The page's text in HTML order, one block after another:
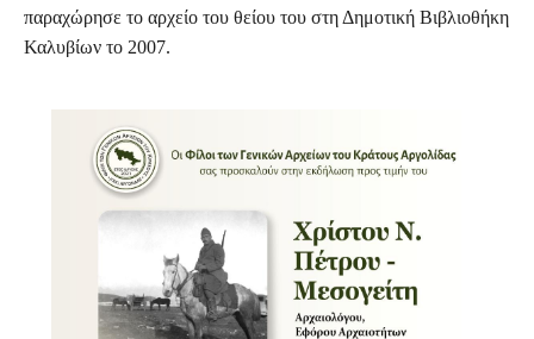
παραχώρησε το αρχείο του θείου του στη Δημοτική Βιβλιοθήκη
Καλυβίων το 2007.